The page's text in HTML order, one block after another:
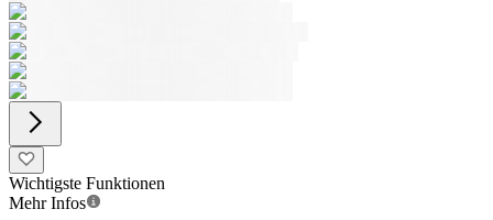
Wichtigste Funktionen
Mehr Infos